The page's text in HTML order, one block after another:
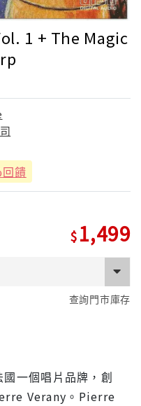
1 + The Magic
饋
1,499
查詢門市庫存
一個唱片品牌，創
Verany。Pierre